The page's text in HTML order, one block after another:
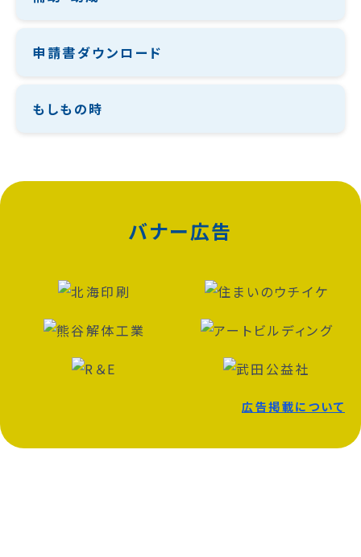
申請書ダウンロード
もしもの時
バナー広告
広告掲載について